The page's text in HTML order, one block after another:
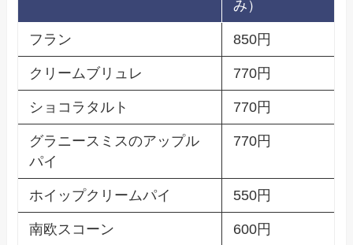
み）
フラン 850円
クリームブリュレ 770円
ショコラタルト 770円
グラニースミスのアップル
パイ
770円
ホイップクリームパイ 550円
南欧スコーン 600円